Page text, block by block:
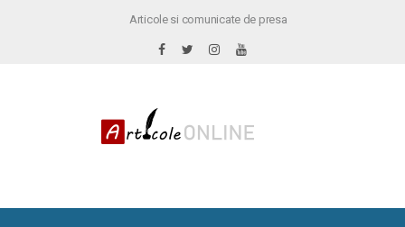
Articole si comunicate de presa